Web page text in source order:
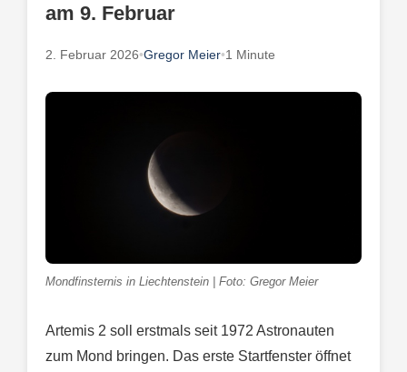
am 9. Februar
2. Februar 2026•Gregor Meier•1 Minute
Mondfinsternis in Liechtenstein | Foto: Gregor Meier
Artemis 2 soll erstmals seit 1972 Astronauten
zum Mond bringen. Das erste Startfenster öffnet